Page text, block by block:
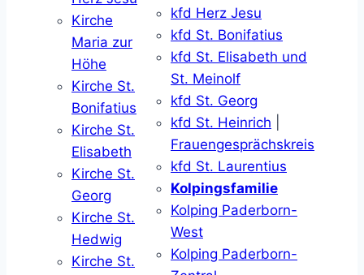
Kirche
Maria zur
Höhe
Kirche St.
Bonifatius
Kirche St.
Elisabeth
Kirche St.
Georg
Kirche St.
Hedwig
Kirche St.
kfd Herz Jesu
kfd St. Bonifatius
kfd St. Elisabeth und
St. Meinolf
kfd St. Georg
kfd St. Heinrich
Frauengesprächskreis
kfd St. Laurentius
Kolpingsfamilie
Kolping Paderborn-
West
Kolping Paderborn-